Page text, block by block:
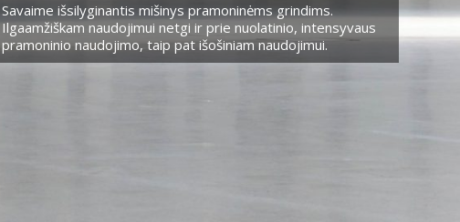
Savaime išsilyginantis mišinys pramoninėms grindims.
Ilgaamžiškam naudojimui netgi ir prie nuolatinio, intensyvaus
pramoninio naudojimo, taip pat išošiniam naudojimui.